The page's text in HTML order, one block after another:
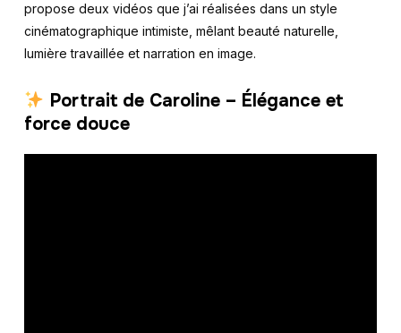
propose deux vidéos que j’ai réalisées dans un style
cinématographique intimiste, mêlant beauté naturelle,
lumière travaillée et narration en image.
Portrait de Caroline – Élégance et
force douce